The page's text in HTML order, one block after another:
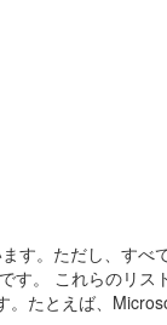
す。ただし、すべ
す。 これらのリス
たとえば、